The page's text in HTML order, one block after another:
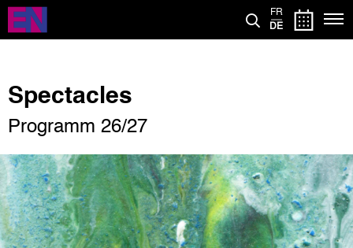
Direkt
zum
Inhalt
FR
DE
Spectacles
Programm 26/27